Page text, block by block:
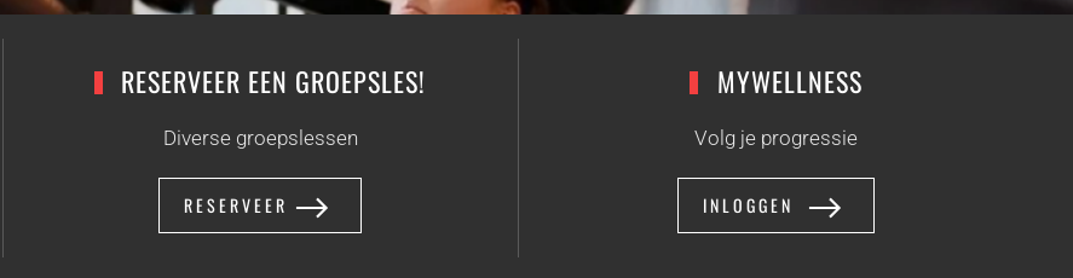
RESERVEER EEN GROEPSLES!
Diverse groepslessen
RESERVEER
MYWELLNESS
Volg je progressie
INLOGGEN